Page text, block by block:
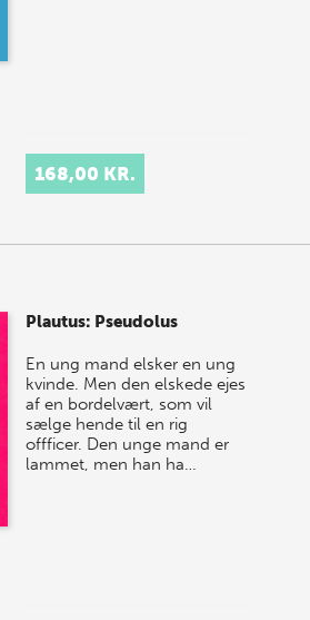
168,00 KR.
Plautus: Pseudolus
En ung mand elsker en ung
kvinde. Men den elskede ejes
af en bordelvært, som vil
sælge hende til en rig
offficer. Den unge mand er
lammet, men han ha…